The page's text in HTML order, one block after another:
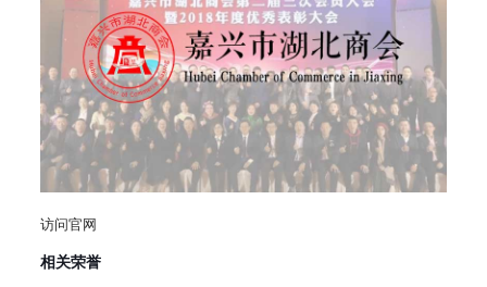
访问官网
相关荣誉